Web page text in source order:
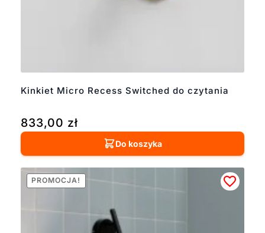
Kinkiet Micro Recess Switched do czytania
833,00 zł
Do koszyka
PROMOCJA!